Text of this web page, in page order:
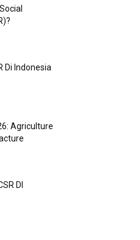
Di Indonesia
Agriculture
DI